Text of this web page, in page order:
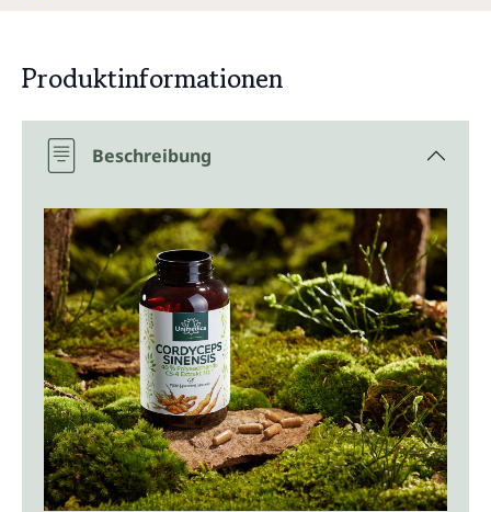
Produktinformationen
Beschreibung